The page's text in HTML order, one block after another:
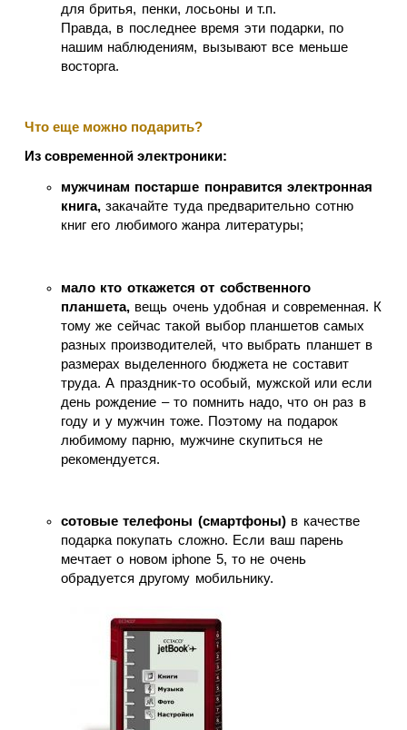
для бритья, пенки, лосьоны и т.п.
Правда, в последнее время эти подарки, по
нашим наблюдениям, вызывают все меньше
восторга.
Что еще можно подарить?
Из современной электроники:
мужчинам постарше понравится электронная
книга,закачайте туда предварительно сотню
книг его любимого жанра литературы;
мало кто откажется от собственного
планшета,вещь очень удобная и современная. К
тому же сейчас такой выбор планшетов самых
разных производителей, что выбрать планшет в
размерах выделенного бюджета не составит
труда. А праздник-то особый, мужской или если
день рождение – то помнить надо, что он раз в
году и у мужчин тоже. Поэтому на подарок
любимому парню, мужчине скупиться не
рекомендуется.
сотовые телефоны (смартфоны)в качестве
подарка покупать сложно. Если ваш парень
мечтает о новом iphone 5, то не очень
обрадуется другому мобильнику.